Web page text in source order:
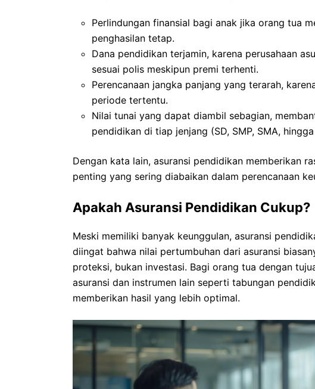
Perlindungan finansial bagi anak jika orang tua
penghasilan tetap.
Dana pendidikan terjamin, karena perusahaan
sesuai polis meskipun premi terhenti.
Perencanaan jangka panjang yang terarah,
periode tertentu.
Nilai tunai yang dapat diambil sebagian,
pendidikan di tiap jenjang (SD, SMP, SMA,
Dengan kata lain, asuransi pendidikan memberikan
penting yang sering diabaikan dalam perencanaan
Apakah Asuransi Pendidikan Cukup?
Meski memiliki banyak keunggulan, asuransi
diingat bahwa nilai pertumbuhan dari asuransi
proteksi, bukan investasi. Bagi orang tua dengan
asuransi dan instrumen lain seperti tabungan
memberikan hasil yang lebih optimal.